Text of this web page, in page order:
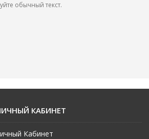
обычный текст.
КАБИНЕТ
Кабинет